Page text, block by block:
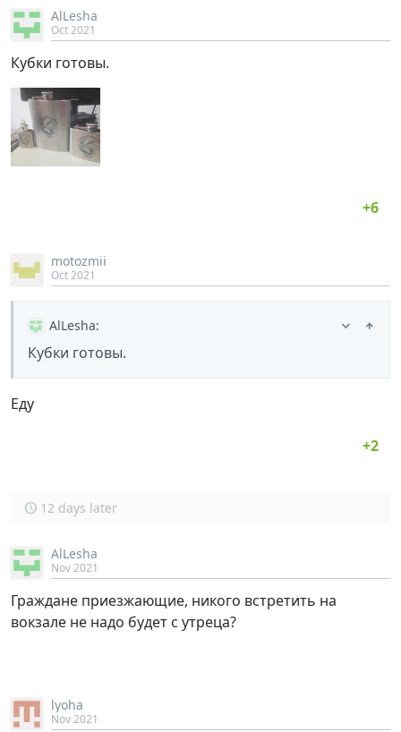
AlLesha
Oct 2021
Кубки готовы.
motozmii
Oct 2021
AlLesha:
Кубки готовы.
Еду
12 days later
AlLesha
Nov 2021
Граждане приезжающие, никого встретить на
вокзале не надо будет с утреца?
lyoha
Nov 2021